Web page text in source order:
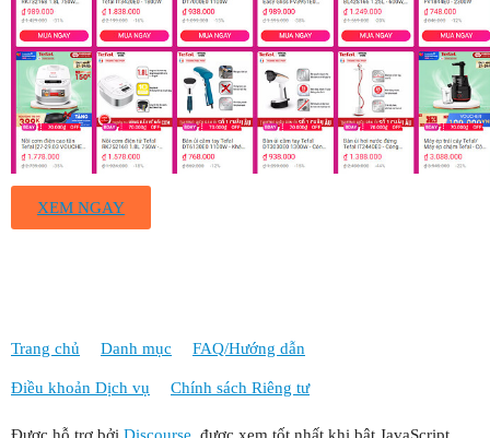
XEM NGAY
Trang chủ Danh mục FAQ/Hướng dẫn
Điều khoản Dịch vụ Chính sách Riêng tư